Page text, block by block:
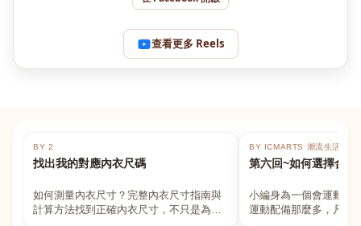
查看更多 Reels
BY 2
找出我的對應內衣尺碼
如何測量內衣尺寸？完整內衣尺寸指南與
計算方法找到正確內衣尺寸，不只是為了
BY ICMARTS 潮流生活百貨
第六回~如何選擇合適
小編身為一個會運動的
運動配備那麼多，凡舉